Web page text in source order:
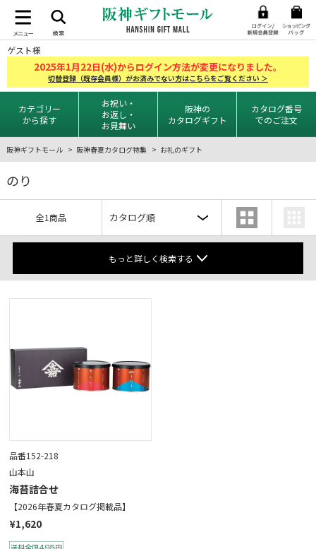
ゲスト様
2025年1月22日(水)からログイン方法が変更になりました。
切替登録（既存会員様）がお済みでない方はこちらをご覧ください ＞
カテゴリー
から探す
お祝い・
お返し・
お見舞い
阪神の
カタログギフト
カタログ番号
でのご注文
阪神ギフトモール 阪神春夏カタログ特集 お礼のギフト
のり
全1商品
もっと詳しく検索する
品番152-218
山本山
海苔詰合せ
【2026年春夏カタログ掲載品】
¥1,620